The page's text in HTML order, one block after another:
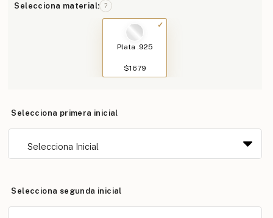
Selecciona material: ?
Plata .925
$1679
Selecciona primera inicial
Selecciona segunda inicial